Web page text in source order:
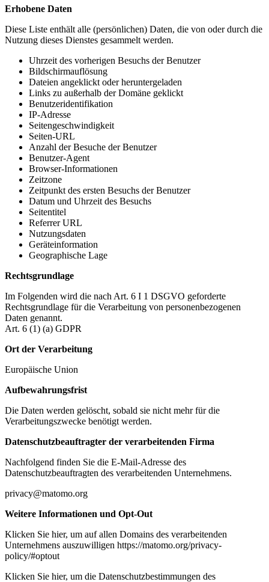
Erhobene Daten
Diese Liste enthält alle (persönlichen) Daten, die von oder durch die
Nutzung dieses Dienstes gesammelt werden.
Uhrzeit des vorherigen Besuchs der Benutzer
Bildschirmauflösung
Dateien angeklickt oder heruntergeladen
Links zu außerhalb der Domäne geklickt
Benutzeridentifikation
IP-Adresse
Seitengeschwindigkeit
Seiten-URL
Anzahl der Besuche der Benutzer
Benutzer-Agent
Browser-Informationen
Zeitzone
Zeitpunkt des ersten Besuchs der Benutzer
Datum und Uhrzeit des Besuchs
Seitentitel
Referrer URL
Nutzungsdaten
Geräteinformation
Geographische Lage
Rechtsgrundlage
Im Folgenden wird die nach Art. 6 I 1 DSGVO geforderte
Rechtsgrundlage für die Verarbeitung von personenbezogenen
Daten genannt.
Art. 6 (1) (a) GDPR
Ort der Verarbeitung
Europäische Union
Aufbewahrungsfrist
Die Daten werden gelöscht, sobald sie nicht mehr für die
Verarbeitungszwecke benötigt werden.
Datenschutzbeauftragter der verarbeitenden Firma
Nachfolgend finden Sie die E-Mail-Adresse des
Datenschutzbeauftragten des verarbeitenden Unternehmens.
privacy@matomo.org
Weitere Informationen und Opt-Out
Klicken Sie hier, um auf allen Domains des verarbeitenden
Unternehmens auszuwilligen https://matomo.org/privacy-
policy/#optout
Klicken Sie hier, um die Datenschutzbestimmungen des